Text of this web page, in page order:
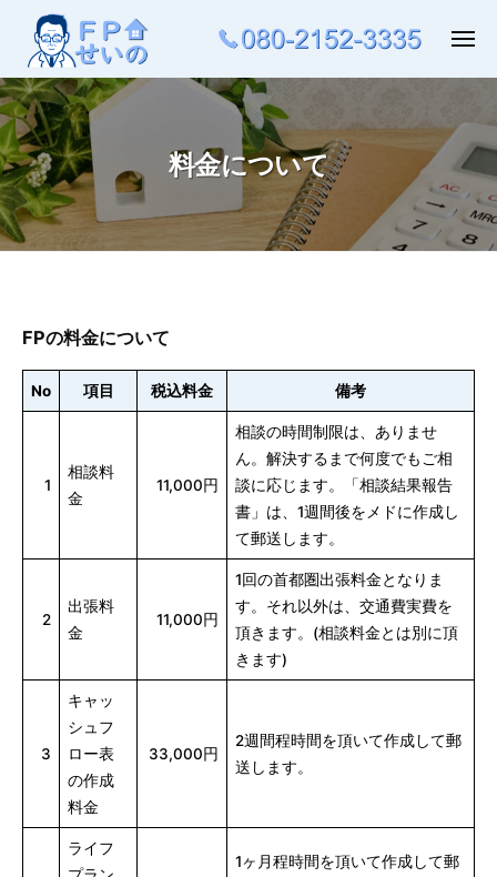
テ
ン
ツ
へ
ス
キ
ッ
メ
ュ
料金について
に
つ
て
by
cuore_mizuki
FPの料金について
No 項目 税込料金 備考
1
相談料
金
11,000円
相談の時間制限は、ありませ
ん。解決するまで何度でもご相
談に応じます。「相談結果報告
書」は、1週間後をメドに作成し
て郵送します。
2
出張料
金
11,000円
1回の首都圏出張料金となりま
す。それ以外は、交通費実費を
頂きます。(相談料金とは別に頂
きます)
3
キャッ
シュフ
ロー表
の作成
料金
33,000円
2週間程時間を頂いて作成して郵
送します。
ライフ
1ヶ月程時間を頂いて作成して郵